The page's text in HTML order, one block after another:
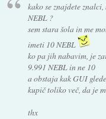
kako se znajdete
NEBL ?
sem stara šola in me
imeti 10 NEBL
ko pa jih nabavim, je
9.991 NEBL in ne 10
a obstaja kak GUI
kupič toliko več, da je
thx